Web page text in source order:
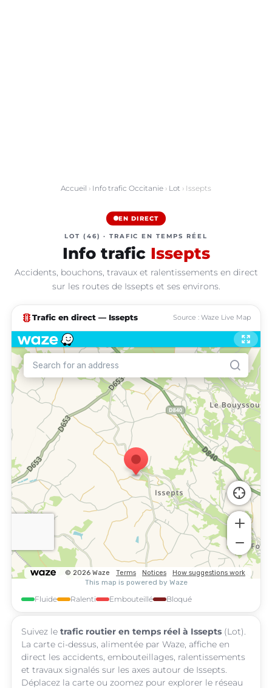
Accueil › Info trafic Occitanie › Lot › Issepts
EN DIRECT
LOT (46) · TRAFIC EN TEMPS RÉEL
Info trafic Issepts
Accidents, bouchons, travaux et ralentissements en direct
sur les routes de Issepts et ses environs.
traffic Trafic en direct — Issepts Source : Waze Live Map
Fluide Ralenti Embouteillé Bloqué
Suivez le trafic routier en temps réel à Issepts (Lot).
La carte ci-dessus, alimentée par Waze, affiche en
direct les accidents, embouteillages, ralentissements
et travaux signalés sur les axes autour de Issepts.
Déplacez la carte ou zoomez pour explorer le réseau